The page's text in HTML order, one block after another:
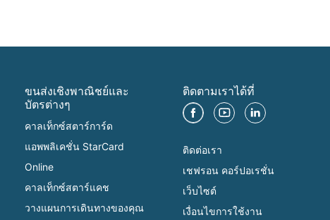
ขนส่งเชิงพาณิชย์และ
บัตรต่างๆ
คาลเท็กซ์สตาร์การ์ด
แอพพลิเคชั่น StarCard
Online
คาลเท็กซ์สตาร์แคช
วางแผนการเดินทางของคุณ
ติดตามเราได้ที่
ติดต่อเรา
เชฟรอน คอร์ปอเรชั่น
เว็บไซต์
เงื่อนไขการใช้งาน